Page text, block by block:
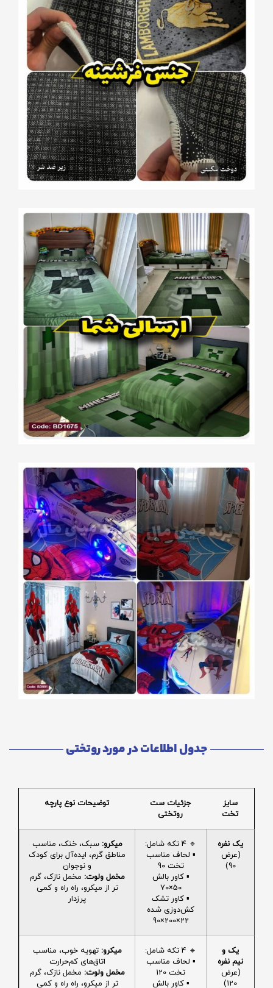
جدول اطلاعات در مورد روتختی
سایز
تخت
جزئیات ست
روتختی
توضیحات نوع پارچه
یک نفره
(عرض
90)
🔹 4 تکه شامل:
▪️ لحاف مناسب
تخت 90
▪️ کاور بالش
50×70
▪️ کاور تشک
کش‌دوزی شده
22×200×90
میکرو: سبک، خنک، مناسب
مناطق گرم، ایده‌آل برای کودک
و نوجوان
مخمل ولوت: مخمل نازک، گرم
تر از میکرو، راه راه و کمی
پرزدار
یک و
نیم نفره
(عرض
120)
🔹 4 تکه شامل:
▪️ لحاف مناسب
تخت 120
▪️ کاور بالش
میکرو: تهویه خوب، مناسب
اتاق‌های کم‌حرارت
مخمل ولوت: مخمل نازک، گرم
تر از میکرو، راه راه و کمی